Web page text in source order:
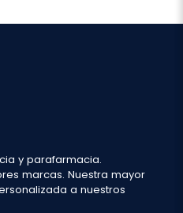
y parafarmacia.
marcas. Nuestra mayor
a nuestros